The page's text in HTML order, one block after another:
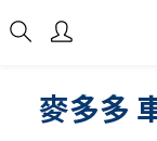
麥多多